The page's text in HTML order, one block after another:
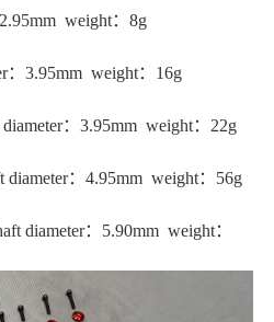
weight：8g
：3.95mm weight：16g
：3.95mm weight：22g
：4.95mm weight：56g
diameter：5.90mm weight：